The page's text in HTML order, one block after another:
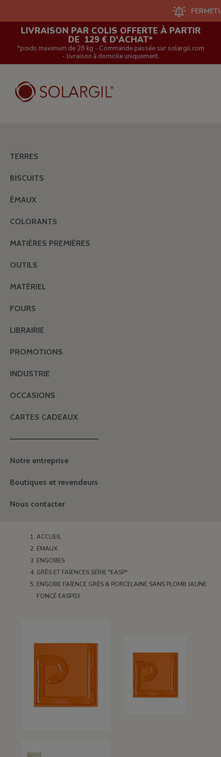
FERMETURE
LIVRAISON PAR COLIS OFFERTE À PARTIR
DE 129 € D'ACHAT*
*poids maximum de 28 kg - Commande passée sur solargil.com
- livraison à domicile uniquement.
TERRES
BISCUITS
ÉMAUX
COLORANTS
MATIÈRES PREMIÈRES
OUTILS
MATÉRIEL
FOURS
LIBRAIRIE
PROMOTIONS
INDUSTRIE
OCCASIONS
CARTES CADEAUX
———————————————
Notre entreprise
Boutiques et revendeurs
Nous contacter
ACCUEIL
ÉMAUX
ENGOBES
GRÈS ET FAÏENCES SÉRIE "EASP"
ENGOBE FAÏENCE GRÈS & PORCELAINE SANS PLOMB JAUNE
FONCÉ EASP03